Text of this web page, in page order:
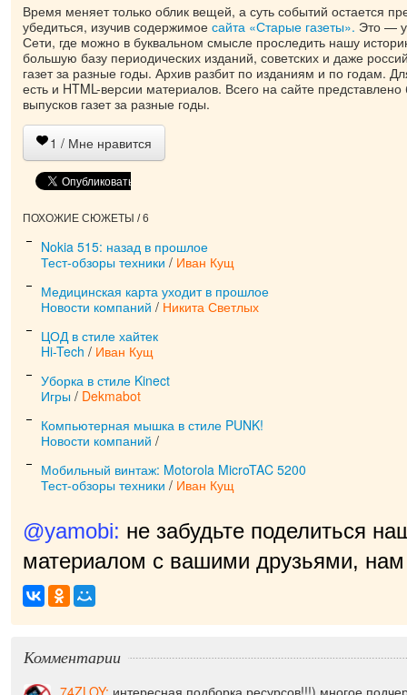
Время меняет только облик вещей, а суть событий остается
убедиться, изучив содержимое сайта «Старые газеты». Это —
Сети, где можно в буквальном смысле проследить нашу
большую базу периодических изданий, советских и даже
газет за разные годы. Архив разбит по изданиям и по годам.
есть и HTML-версии материалов. Всего на сайте
выпусков газет за разные годы.
1 / Мне нравится
ПОХОЖИЕ СЮЖЕТЫ / 6
Nokia 515: назад в прошлое
Тест-обзоры техники / Иван Кущ
Медицинская карта уходит в прошлое
Новости компаний / Никита Светлых
ЦОД в стиле хайтек
Hi-Tech / Иван Кущ
Уборка в стиле Kinect
Игры / Dekmabot
Компьютерная мышка в стиле PUNK!
Новости компаний /
Мобильный винтаж: Motorola MicroTAC 5200
Тест-обзоры техники / Иван Кущ
@yamobi: не забудьте поделиться
материалом с вашими друзьями, нам
приятно!
Комментарии